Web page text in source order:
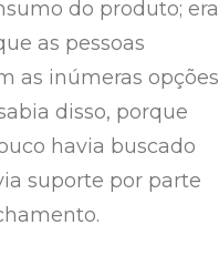
do produto; era
as pessoas
as inúmeras opções
disso, porque
havia buscado
suporte por parte